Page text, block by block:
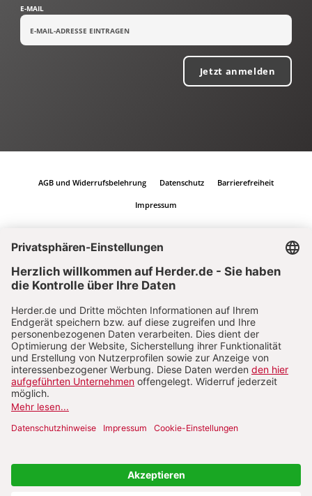
E-MAIL
Jetzt anmelden
AGB und Widerrufsbelehrung Datenschutz Barrierefreiheit
Impressum
Vertrag widerrufen